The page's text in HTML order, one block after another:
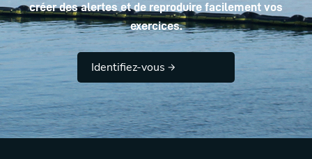
créer des alertes et de reproduire facilement vos
exercices.
Identifiez-vous